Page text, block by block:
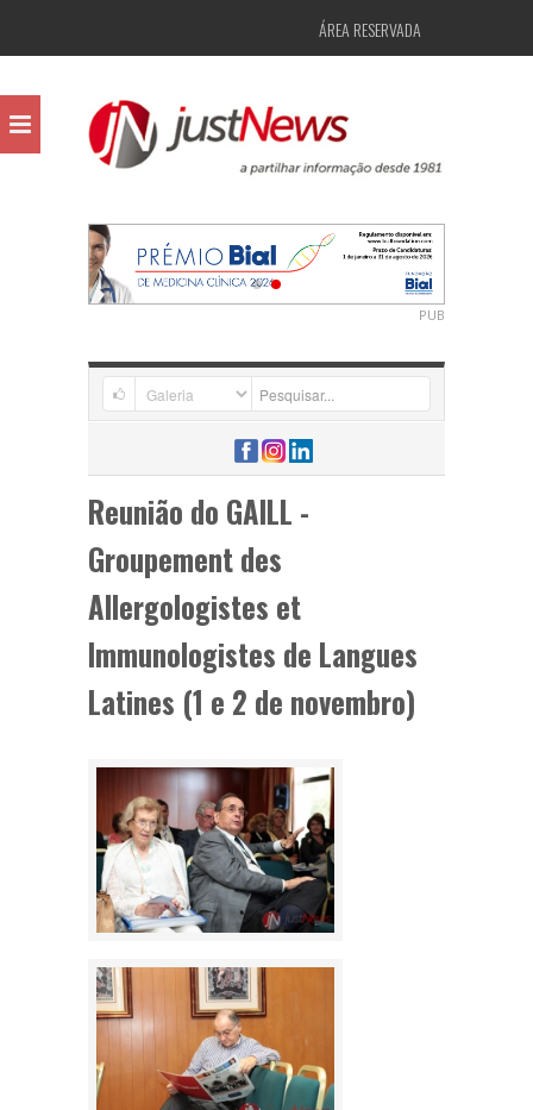
ÁREA RESERVADA
PUB
Reunião do GAILL -
Groupement des
Allergologistes et
Immunologistes de Langues
Latines (1 e 2 de novembro)